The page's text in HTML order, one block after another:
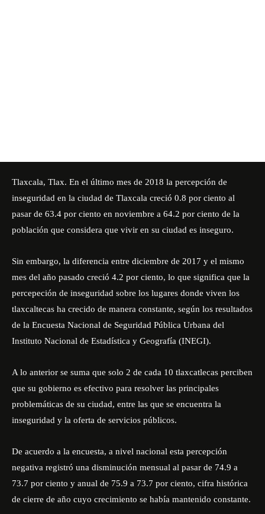
Tlaxcala, Tlax. En el último mes de 2018 la percepción de
inseguridad en la ciudad de Tlaxcala creció 0.8 por ciento al
pasar de 63.4 por ciento en noviembre a 64.2 por ciento de la
población que considera que vivir en su ciudad es inseguro.
Sin embargo, la diferencia entre diciembre de 2017 y el mismo
mes del año pasado creció 4.2 por ciento, lo que significa que la
percepeción de inseguridad sobre los lugares donde viven los
tlaxcaltecas ha crecido de manera constante, según los resultados
de la Encuesta Nacional de Seguridad Pública Urbana del
Instituto Nacional de Estadística y Geografía (INEGI).
A lo anterior se suma que solo 2 de cada 10 tlaxcatlecas perciben
que su gobierno es efectivo para resolver las principales
problemáticas de su ciudad, entre las que se encuentra la
inseguridad y la oferta de servicios públicos.
De acuerdo a la encuesta, a nivel nacional esta percepción
negativa registró una disminución mensual al pasar de 74.9 a
73.7 por ciento y anual de 75.9 a 73.7 por ciento, cifra histórica
de cierre de año cuyo crecimiento se había mantenido constante.